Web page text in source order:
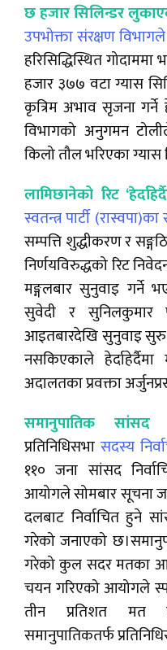
छ हजार सिलिन्डर
उपभोक्ता संरक्षण विभागले
हरिसिद्धिस्थित
हजार ३७७ वटा ग्यास
कृत्रिम अभाव सृजना
विभागको अनुगमन
किलो तौल भरिएका ग्यास
लामिछानेको रिट
स्वतन्त्र पार्टी
सम्पत्ति शुद्धीकरण र
निर्णयविरुद्धको रिट
मङ्गलबार सुनुवाइ गर्ने
सुवेदी र सुनिलकुमार
आइतबारदेखि सुनुवाइ
नसकिएकाले
अदालतका प्रवक्ता
समानुपातिक सांसद
प्रतिनिधिसभा सदस्य
११० जना सांसद
आयोगले सोमबार सूचना
दलबाट निर्वाचित हुने
गरेको जनाएको
गरेको कुल सदर मतका
चयन गरिएको आयोगले
तीन प्रतिशत मत
समानुपातिकतर्फ